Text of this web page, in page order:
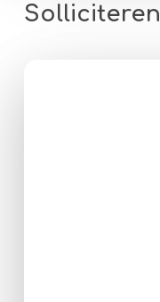
Solliciteren